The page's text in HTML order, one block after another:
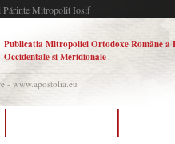
Părinte Mitropolit Iosif
Publicatia Mitropoliei Ortodoxe Române a
Occidentale si Meridionale
- www.apostolia.eu